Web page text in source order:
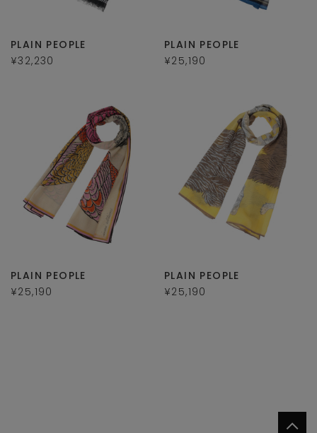
PLAIN PEOPLE
¥32,230
PLAIN PEOPLE
¥25,190
PLAIN PEOPLE
¥25,190
PLAIN PEOPLE
¥25,190